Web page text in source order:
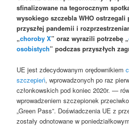
sfinalizowane na tegorocznym
wysokiego szczebla WHO ostrzegali
przyszłej pandemii i
„choroby X” oraz wyrazili potrzebę „
osobistych” podczas przyszłych
UE jest zdecydowanym orędownikiem
szczepień, wprowadzonych po raz
członkowskich pod koniec 2020r. —
wprowadzeniem szczepionek
„Green Pass”. Doświadczenia UE z
zostały odnotowane w